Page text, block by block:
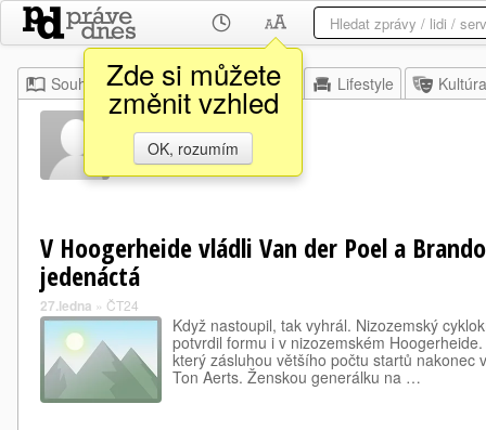
Zde si můžete
změnit vzhled
OK, rozumím
Souhrn Moje Z domova Lifestyle Kultúra
Ton Aerts
V Hoogerheide vládli Van der Poel a
jedenáctá
27.ledna » ČT24
Když nastoupil, tak vyhrál. Nizozemský
potvrdil formu i v nizozemském
který zásluhou většího počtu startů nakonec
Ton Aerts. Ženskou generálku na …